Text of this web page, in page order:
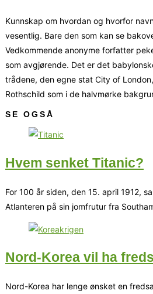
Kunnskap om hvordan og hvorfor
vesentlig. Bare den som kan se
Vedkommende anonyme forfatter
som avgjørende. Det er det
trådene, den egne stat City of
Rothschild som i de halvmørke
SE OGSÅ
Hvem senket Titanic?
For 100 år siden, den 15. april 1912,
Atlanteren på sin jomfrutur fra
Nord-Korea vil ha
Nord-Korea har lenge ønsket en